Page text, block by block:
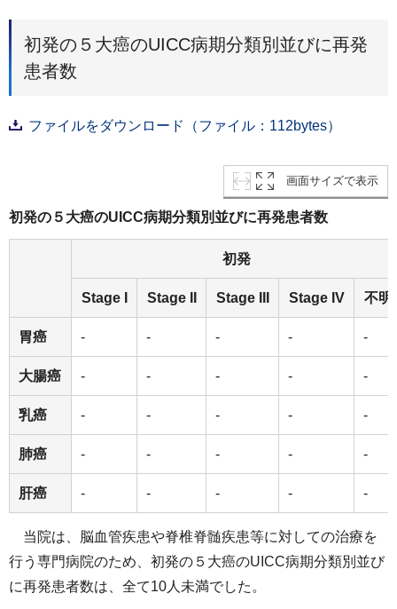
初発の５大癌のUICC病期分類別並びに再発
患者数
ファイルをダウンロード（ファイル：112bytes）
画面サイズで表示
初発の５大癌のUICC病期分類別並びに再発患者数
初発
Stage I Stage II Stage III Stage IV 不明
胃癌 - - - - -
大腸癌 - - - - -
乳癌 - - - - -
肺癌 - - - - -
肝癌 - - - - -
当院は、脳血管疾患や脊椎脊髄疾患等に対しての治療を
行う専門病院のため、初発の５大癌のUICC病期分類別並び
に再発患者数は、全て10人未満でした。